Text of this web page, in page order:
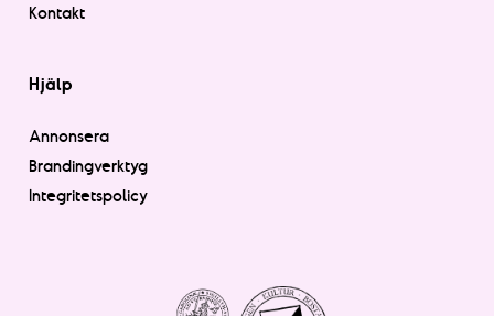
Kontakt
Hjälp
Annonsera
Brandingverktyg
Integritetspolicy